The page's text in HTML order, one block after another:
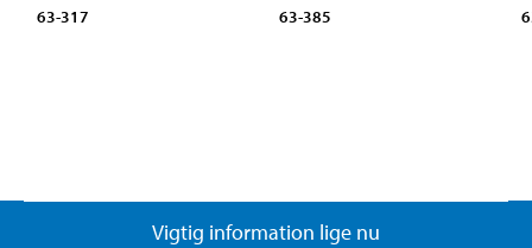
63-317 63-385
Vigtig information lige nu